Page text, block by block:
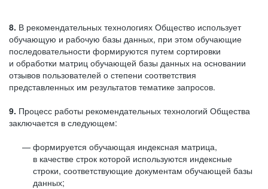
8. В рекомендательных технологиях Общество использует
обучающую и рабочую базы данных, при этом обучающие
последовательности формируются путем сортировки
и обработки матриц обучающей базы данных на основании
отзывов пользователей о степени соответствия
представленных им результатов тематике запросов.
9. Процесс работы рекомендательных технологий Общества
заключается в следующем:
формируется обучающая индексная матрица,
в качестве строк которой используются индексные
строки, соответствующие документам обучающей базы
данных;